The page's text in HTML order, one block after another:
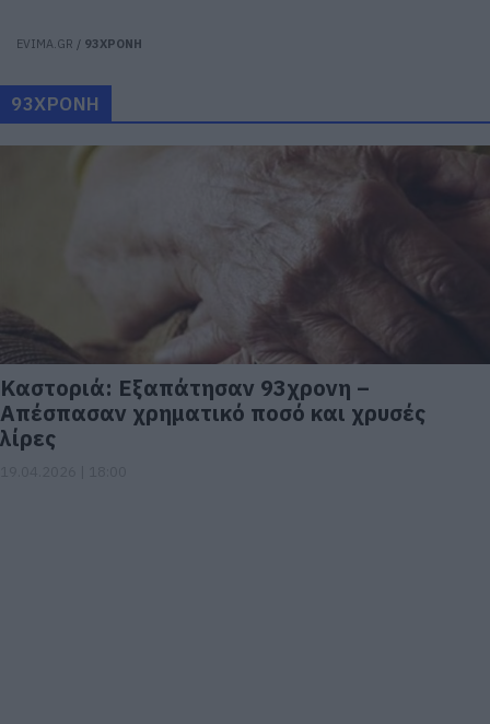
EVIMA.GR / 93ΧΡΟΝΗ
93ΧΡΟΝΗ
Καστοριά: Eξαπάτησαν 93χρονη –
Απέσπασαν χρηματικό ποσό και χρυσές
λίρες